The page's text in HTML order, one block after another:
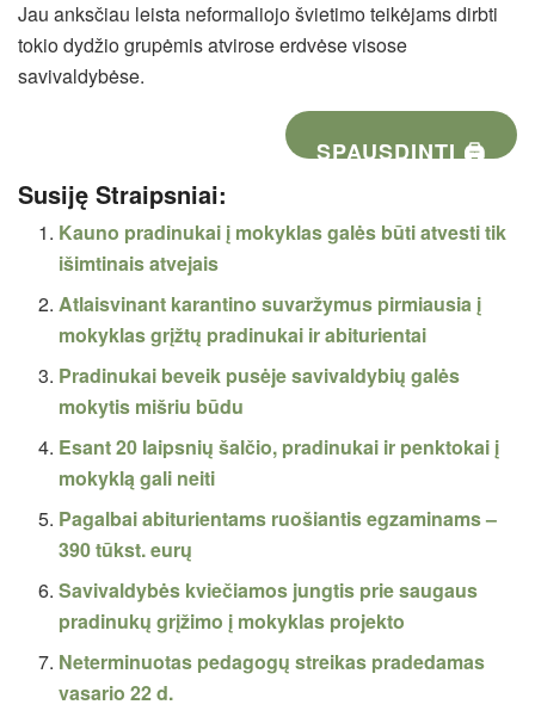
Jau anksčiau leista neformaliojo švietimo teikėjams dirbti
tokio dydžio grupėmis atvirose erdvėse visose
savivaldybėse.
SPAUSDINTI 🖨
Susiję Straipsniai:
Kauno pradinukai į mokyklas galės būti atvesti tik
išimtinais atvejais
Atlaisvinant karantino suvaržymus pirmiausia į
mokyklas grįžtų pradinukai ir abiturientai
Pradinukai beveik pusėje savivaldybių galės
mokytis mišriu būdu
Esant 20 laipsnių šalčio, pradinukai ir penktokai į
mokyklą gali neiti
Pagalbai abiturientams ruošiantis egzaminams –
390 tūkst. eurų
Savivaldybės kviečiamos jungtis prie saugaus
pradinukų grįžimo į mokyklas projekto
Neterminuotas pedagogų streikas pradedamas
vasario 22 d.